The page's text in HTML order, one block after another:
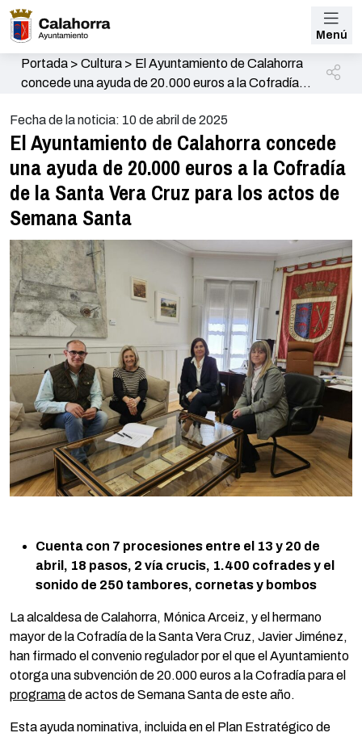
Menú
Portada> Cultura> El Ayuntamiento de Calahorra
concede una ayuda de 20.000 euros a la Cofradía
Santa
Fecha de la noticia: 10 de abril de 2025
El Ayuntamiento de Calahorra concede
una ayuda de 20.000 euros a la Cofradía
de la Santa Vera Cruz para los actos de
Semana Santa
Cuenta con 7 procesiones entre el 13 y 20 de
abril, 18 pasos, 2 vía crucis, 1.400 cofrades y el
sonido de 250 tambores, cornetas y bombos
La alcaldesa de Calahorra, Mónica Arceiz, y el hermano
mayor de la Cofradía de la Santa Vera Cruz, Javier Jiménez,
han firmado el convenio regulador por el que el Ayuntamiento
otorga una subvención de 20.000 euros a la Cofradía para el
programade actos de Semana Santa de este año.
Esta ayuda nominativa, incluida en el Plan Estratégico de